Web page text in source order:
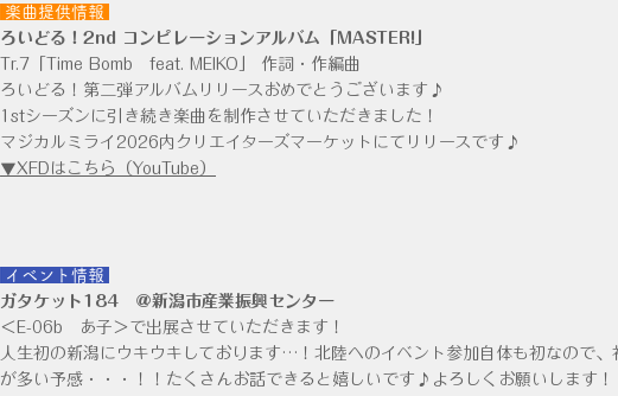
楽曲提供情報
ろいどる！2nd コンピレーションアルバム「MASTER!」
Tr.7「Time Bomb feat. MEIKO」 作詞・作編曲
ろいどる！第二弾アルバムリリースおめでとうございます♪
1stシーズンに引き続き楽曲を制作させていただきました！
マジカルミライ2026内クリエイターズマーケットにてリリースです♪
▼XFDはこちら（YouTube）
イベント情報
ガタケット184 ＠新潟市産業振興センター
＜E-06b あ子＞で出展させていただきます！
人生初の新潟にウキウキしております…！北陸へのイベント参加自体も初なので、
が多い予感・・・！！たくさんお話できると嬉しいです♪ よろしくお願いします！